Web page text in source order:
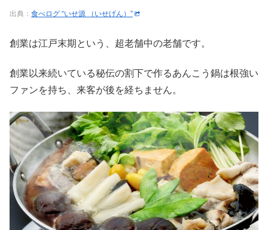
出典： 食べログ “いせ源 （いせげん）”
創業は江戸末期という、超老舗中の老舗です。
創業以来続いている秘伝の割下で作るあんこう鍋は根強い
ファンを持ち、来客が後を経ちません。